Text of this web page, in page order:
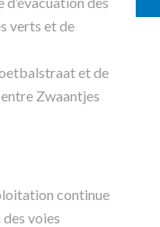
verts et de
et de
Zwaantjes
continue
voies